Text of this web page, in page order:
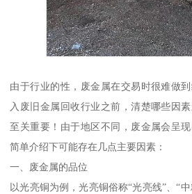
由于行业的性，废金属在交易时很难做
入废旧金属回收行业之前，清楚哪些因
至关重要！由于地区不同，废金属会呈
简单介绍下可能存在几点主要因素：
一、废金属的品位
以光亮铜为例，光亮铜俗称“光亮线”、“